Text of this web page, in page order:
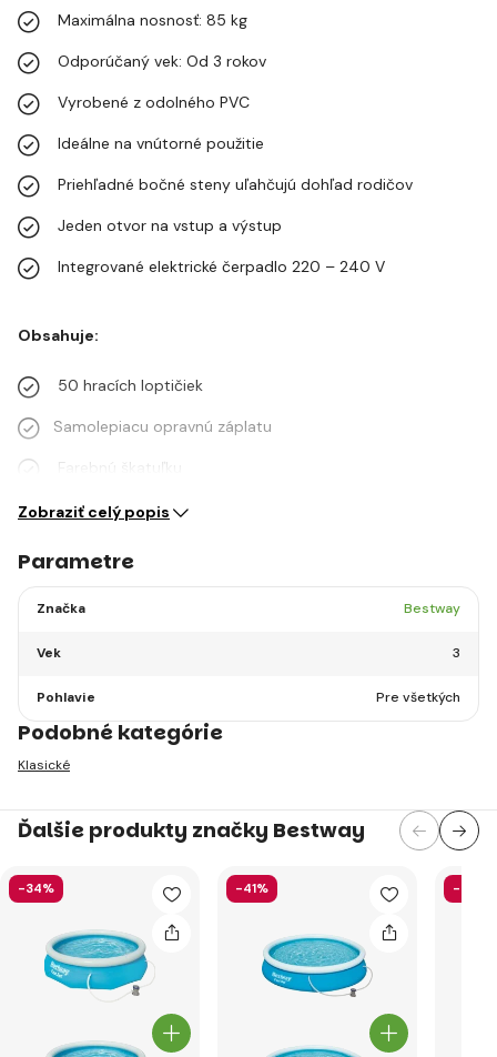
Maximálna nosnosť: 85 kg
Odporúčaný vek: Od 3 rokov
Vyrobené z odolného PVC
Ideálne na vnútorné použitie
Priehľadné bočné steny uľahčujú dohľad rodičov
Jeden otvor na vstup a výstup
Integrované elektrické čerpadlo 220 – 240 V
Obsahuje:
50 hracích loptičiek
Samolepiacu opravnú záplatu
Farebnú škatuľku
Zobraziť celý popis
Parametre
Značka Bestway
Vek 3
Pohlavie Pre všetkých
Podobné kategórie
Klasické
Ďalšie produkty značky Bestway
-34% -41% -52%